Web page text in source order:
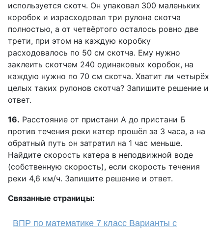
используется скотч. Он упаковал 300 маленьких
коробок и израсходовал три рулона скотча
полностью, а от четвёртого осталось ровно две
трети, при этом на каждую коробку
расходовалось по 50 см скотча. Ему нужно
заклеить скотчем 240 одинаковых коробок, на
каждую нужно по 70 см скотча. Хватит ли четырёх
целых таких рулонов скотча? Запишите решение и
ответ.
16. Расстояние от пристани А до пристани Б
против течения реки катер прошёл за 3 часа, а на
обратный путь он затратил на 1 час меньше.
Найдите скорость катера в неподвижной воде
(собственную скорость), если скорость течения
реки 4,6 км/ч. Запишите решение и ответ.
Связанные страницы:
ВПР по математике 7 класс Варианты с